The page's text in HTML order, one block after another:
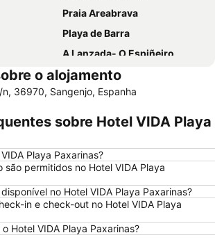
Praia Areabrava
Playa de Barra
A Lanzada- O Espiñeiro
Baiona
Luz
Recinto Ferial de Vigo
Raxó
Puerto de Aldán
da Fonte
Moledo
Posto de Turismo de Valença do Minho
Praia de Panxón
o alojamento
36970, Sangenjo, Espanha
sobre Hotel VIDA Playa
Playa Paxarinas?
são permitidos no Hotel VIDA Playa
no Hotel VIDA Playa Paxarinas?
in e check-out no Hotel VIDA Playa
Hotel VIDA Playa Paxarinas?